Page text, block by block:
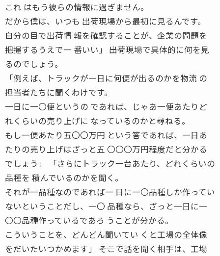
これ はもう彼らの情報に過ぎません。
だから僕は、いつも 出荷現場から最初に見るんです。
自分の目で出荷情 報を確認することが、企業の問題を
把握するうえで一 番いい」 ――出荷現場で具体的に何を見
るのでしょう。
「例えば、トラックが一日に何便が出るのかを物流 の
担当者たちに聞くわけです。
一日に一〇便というの であれば、じゃあ一便あたりど
れくらいの売り上げに なっているのかと尋ねる。
もし一便あたり五〇〇万円 という答であれば、一日あ
たりの売り上げはざっと五 〇〇〇万円程度だと分かる
でしょう」 「さらにトラック一台あたり、どれくらいの
品種を 積んでいるのかを聞く。
それが一品種なのであれば一 日に一〇品種しか作ってい
ないということだし、一〇 品種なら、ざっと一日に一
〇〇品種作っているであろ うことが分かる。
こういうことを、どんどん聞いてい くと工場の全体像
をだいたいつかめます」 ――そこで話を聞く相手は、工場